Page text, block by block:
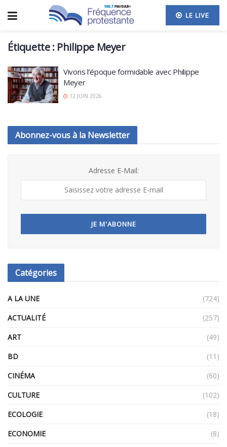
LE LIVE
Étiquette : Philippe Meyer
Vivons l’époque formidable avec Philippe
Meyer
12 JUIN 2026
Abonnez-vous à la Newsletter
Adresse E-Mail:
Catégories
A LA UNE
(724)
ACTUALITÉ
(257)
ART
(49)
BD
(11)
CINÉMA
(60)
CULTURE
(102)
ECOLOGIE
(18)
ECONOMIE
(8)